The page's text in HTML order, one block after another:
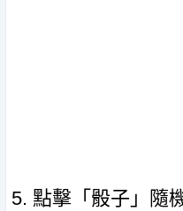
5. 點擊「骰子」隨